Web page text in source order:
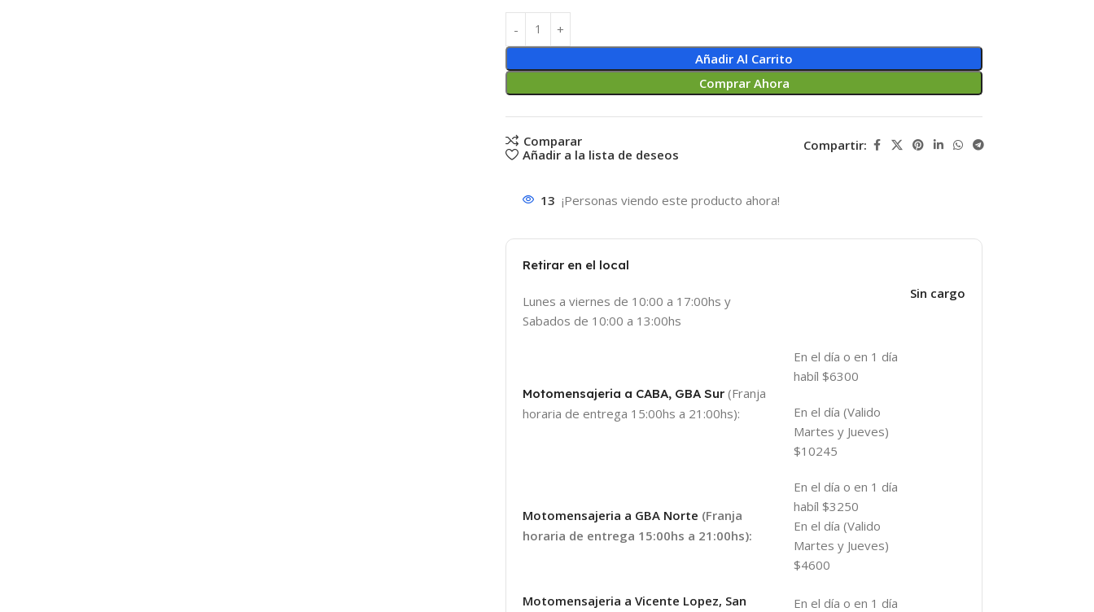
Añadir Al Carrito
Comprar Ahora
Comparar
Añadir a la lista de deseos
Compartir:
13 ¡Personas viendo este producto ahora!
Retirar en el local
Lunes a viernes de 10:00 a 17:00hs y
Sabados de 10:00 a 13:00hs
Sin cargo
Motomensajeria a CABA, GBA Sur (Franja
horaria de entrega 15:00hs a 21:00hs):
En el día o en 1 día
habíl $6300
En el día (Valido
Martes y Jueves)
$10245
Motomensajeria a GBA Norte (Franja
horaria de entrega 15:00hs a 21:00hs):
En el día o en 1 día
habíl $3250
En el día (Valido
Martes y Jueves)
$4600
Motomensajeria a Vicente Lopez, San
En el día o en 1 día